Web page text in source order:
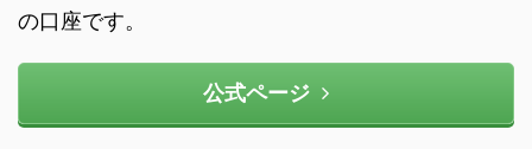
の口座です。
公式ページ